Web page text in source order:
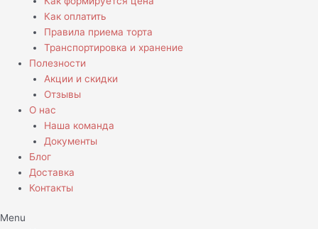
Как оплатить
Правила приема торта
Транспортировка и хранение
Полезности
Акции и скидки
Отзывы
О нас
Наша команда
Документы
Блог
Доставка
Контакты
Menu